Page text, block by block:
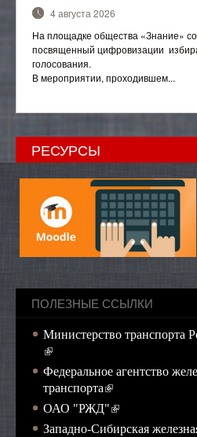
4 августа 2026
На площадке общества «Знание»
посвященный цифровизации
голосования.
В мероприятии, проходившем...
РЕСУРСЫ
ПОЛЕЗНЫЕ ССЫЛКИ
Министерство транспорта
(внешняя ссылка)
Федеральное агентство
транспорта(внешняя ссылка)
ОАО "РЖД"(внешняя
Западно-Сибирская